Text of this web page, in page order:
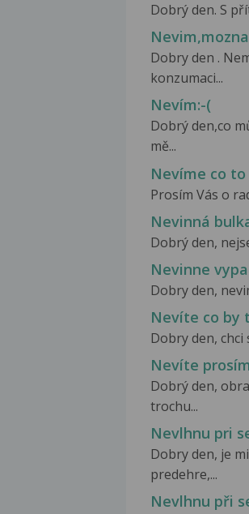
Dobrý den. S
Dobry den .
konzumaci...
Nevím:-(
Dobrý den,co
mě...
Nevíme co
Prosím Vás o
Nevinná
Dobrý den,
Nevinne
Dobry den,
Nevíte co by
Dobry den, chci
Nevíte
Dobrý den,
trochu...
Nevlhnu pri
Dobry den, je
predehre,...
Nevlhnu při